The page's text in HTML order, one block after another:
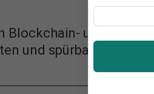
Blockchain- und
und spürbaren